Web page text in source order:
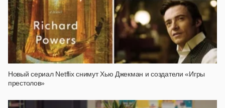
Новый сериал Netflix снимут Хью Джекман и создатели «Игры
престолов»